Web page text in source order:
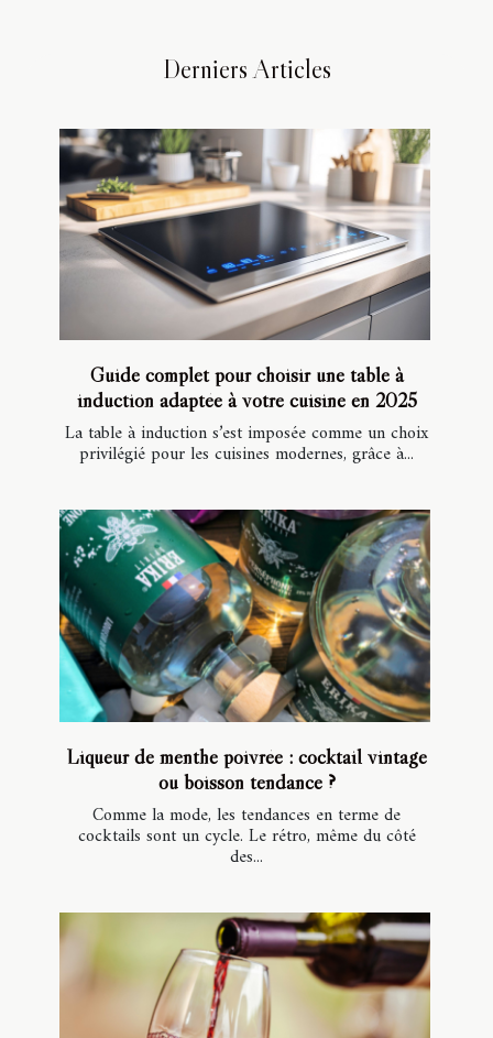
Derniers Articles
Guide complet pour choisir une table à
induction adaptée à votre cuisine en 2025
La table à induction s’est imposée comme un choix
privilégié pour les cuisines modernes, grâce à...
Liqueur de menthe poivrée : cocktail vintage
ou boisson tendance ?
Comme la mode, les tendances en terme de
cocktails sont un cycle. Le rétro, même du côté
des...